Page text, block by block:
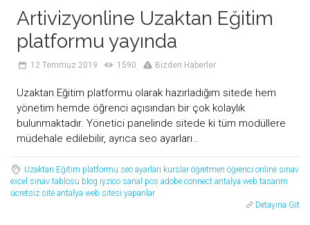
Artivizyonline Uzaktan Eğitim
platformu yayında
12 Temmuz 2019 1590 Bizden Haberler
Uzaktan Eğitim platformu olarak hazırladığım sitede hem
yönetim hemde öğrenci açısından bir çok kolaylık
bulunmaktadır. Yönetici panelinde sitede ki tüm modüllere
müdehale edilebilir, ayrıca seo ayarları…
Uzaktan Eğitim platformu seo ayarları kurslar öğretmen öğrenci online sınav
excel sınav tablosu blog iyzico sanal pos adobe connect antalya web tasarım
ücretsiz site antalya web sitesi yapanlar
Detayına Git